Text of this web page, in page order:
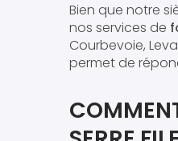
Bien que notre
nos services de
Courbevoie,
permet de